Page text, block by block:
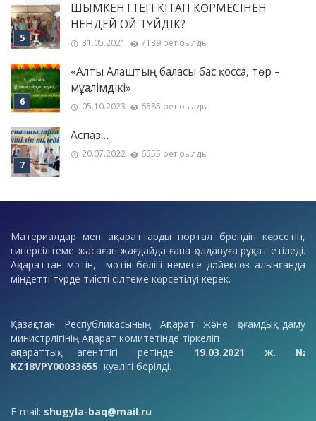
ШЫМКЕНТТЕГІ КІТАП КӨРМЕСІНЕН
НЕНДЕЙ ОЙ ТҮЙДІК?
31.05.2021 7139 рет оқылды
«Алты Алаштың баласы бас қосса, төр –
мұғалімдікі»
05.10.2023 6585 рет оқылды
Аспаз…
20.07.2022 6555 рет оқылды
Материалдар мен ақпараттарды портал брендін көрсетіп,
гиперсілтеме жасаған жағдайда ғана қолдануға рұқсат етіледі.
Ақпараттан мәтін, мәтін бөлігі немесе дәйексөз алынғанда
міндетті түрде тиісті сілтеме көрсетілуі керек.
Қазақстан Республикасының Ақпарат және қоғамдық даму
министрлігінің Ақпарат комитетінде тіркеліп
ақпараттық агенттігі ретінде 19.03.2021 ж. №
KZ18VPY00033655 куәлігі берілді.
E-mail: shugyla-baq@mail.ru